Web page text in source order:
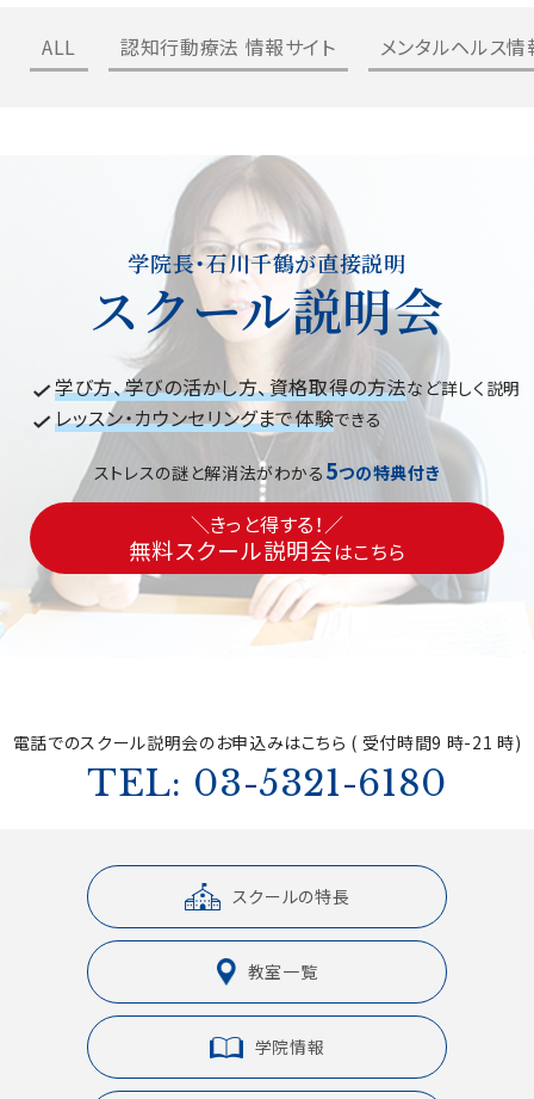
ALL 認知行動療法 情報サイト メンタルヘルス
学院長・石川千鶴が直接説明
スクール説明会
学び方、学びの活かし方、資格取得の方法など詳しく説明
レッスン・カウンセリングまで体験できる
ストレスの謎と解消法がわかる 5つの特典付き
＼きっと得する！／
無料スクール説明会はこちら
電話でのスクール説明会のお申込みはこちら ( 受付時間9 時-21 時)
TEL: 03-5321-6180
スクールの特長
教室一覧
学院情報